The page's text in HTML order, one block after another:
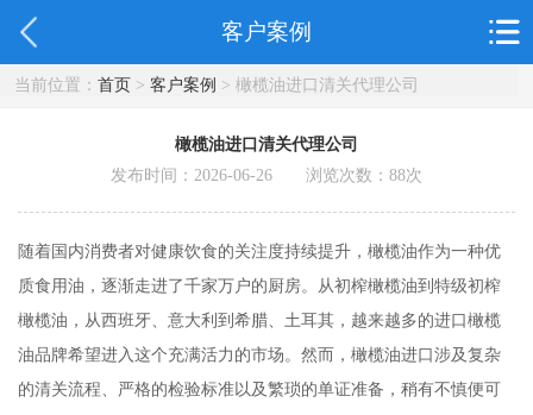
客户案例
当前位置： 首页> 客户案例 > 橄榄油进口清关代理公司
橄榄油进口清关代理公司
发布时间：2026-06-26 浏览次数： 88次
随着国内消费者对健康饮食的关注度持续提升，橄榄油作为一种优
质食用油，逐渐走进了千家万户的厨房。从初榨橄榄油到特级初榨
橄榄油，从西班牙、意大利到希腊、土耳其，越来越多的进口橄榄
油品牌希望进入这个充满活力的市场。然而，橄榄油进口涉及复杂
的清关流程、严格的检验标准以及繁琐的单证准备，稍有不慎便可